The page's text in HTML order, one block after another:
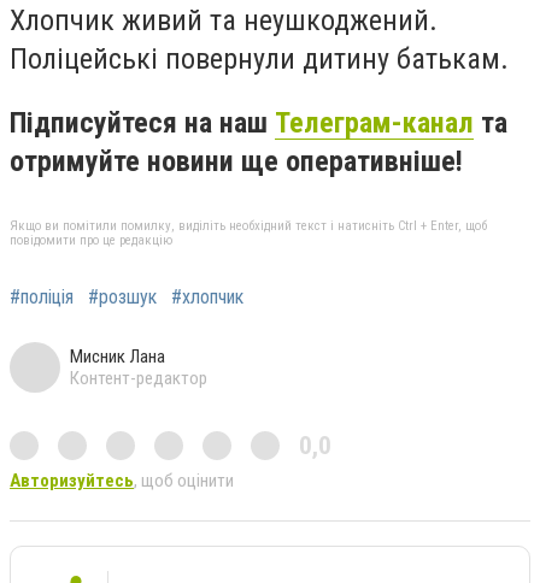
Хлопчик живий та неушкоджений.
Поліцейські повернули дитину батькам.
Підписуйтеся на наш Телеграм-канал та
отримуйте новини ще оперативніше!
Якщо ви помітили помилку, виділіть необхідний текст і натисніть Ctrl + Enter, щоб
повідомити про це редакцію
#поліція #розшук #хлопчик
Мисник Лана
Контент-редактор
0,0
Авторизуйтесь, щоб оцінити